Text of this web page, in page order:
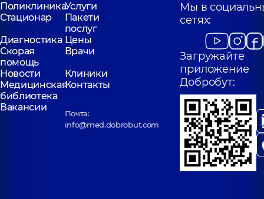
ПоликлиникаУслуги
Стационар
Пакети
послуг
Диагностика Цены
Скорая
помощь
Врачи
Новости
Клиники
Медицинская
библиотека
Контакты
Вакансии
Почта:
info@med.dobrobut.com
Мы в
сетях:
Загружайте
приложение
Добробут: